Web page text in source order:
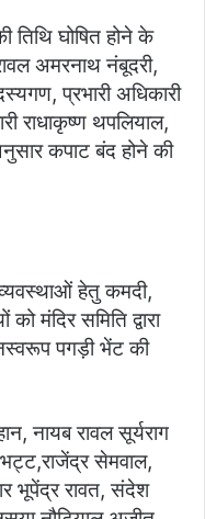
तिथि घोषित होने के
अमरनाथ नंबूदरी,
प्रभारी अधिकारी
राधाकृष्ण थपलियाल,
कपाट बंद होने की
हेतु कमदी,
मंदिर समिति द्वारा
पगड़ी भेंट की
नायब रावल सूर्यराग
सेमवाल,
भूपेंद्र रावत, संदेश